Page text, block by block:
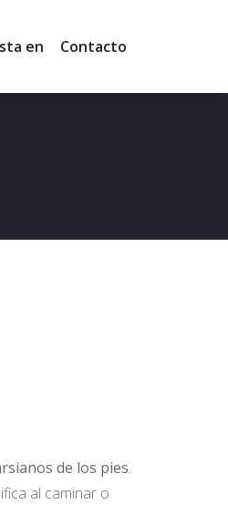
en Contacto
de los pies.
al caminar o